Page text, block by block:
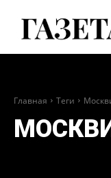
Главная Теги